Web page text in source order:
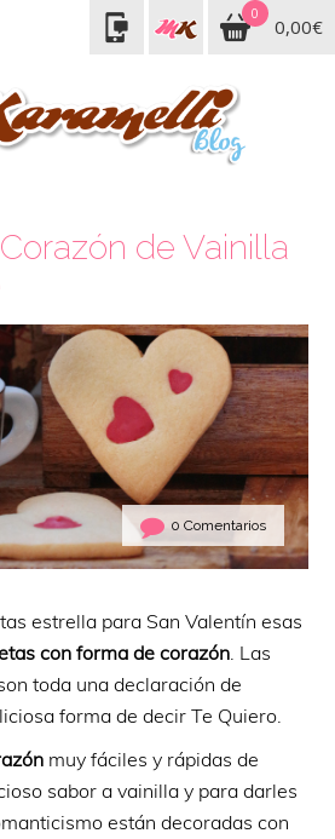
0
0,00€
de Vainilla
0 Comentarios
estrella para San Valentín esas
con forma de corazón . Las
toda una declaración de
forma de decir Te Quiero.
muy fáciles y rápidas de
sabor a vainilla y para darles
están decoradas con